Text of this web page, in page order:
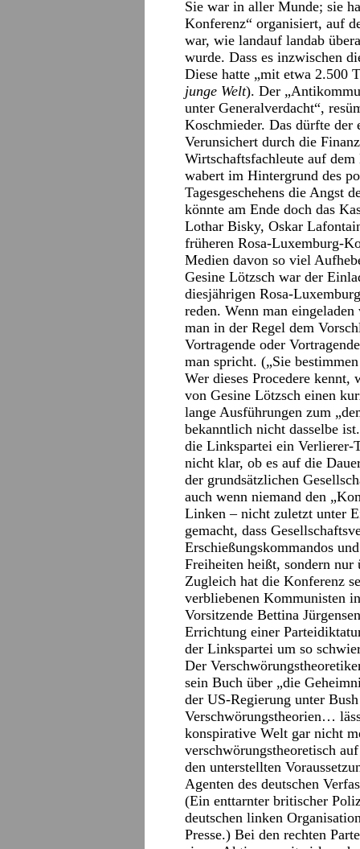
Sie war in aller Munde; sie
Konferenz“ organisiert, auf
war, wie landauf landab
wurde. Dass es inzwischen
Diese hatte „mit etwa 2.500
junge Welt). Der
unter Generalverdacht“,
Koschmieder. Das dürfte
Verunsichert durch die
Wirtschaftsfachleute auf
wabert im Hintergrund des
Tagesgeschehens die Angst
könnte am Ende doch das
Lothar Bisky, Oskar
früheren Rosa-Luxemburg-
Medien davon so viel
Gesine Lötzsch war der
diesjährigen Rosa-
reden. Wenn man
man in der Regel dem
Vortragende oder
man spricht. („Sie
Wer dieses Procedere kennt,
von Gesine Lötzsch einen
lange Ausführungen zum
bekanntlich nicht dasselbe
die Linkspartei ein Verlierer-
nicht klar, ob es auf die
der grundsätzlichen
auch wenn niemand den
Linken – nicht zuletzt unter
gemacht, dass
Erschießungskommandos
Freiheiten heißt, sondern nur
Zugleich hat die Konferenz
verbliebenen Kommunisten
Vorsitzende Bettina
Errichtung einer
der Linkspartei um so
Der
sein Buch über „die
der US-Regierung unter
Verschwörungstheorien…
konspirative Welt gar nicht
verschwörungstheoretisch
den unterstellten
Agenten des deutschen
(Ein enttarnter britischer
deutschen linken
Presse.) Bei den rechten